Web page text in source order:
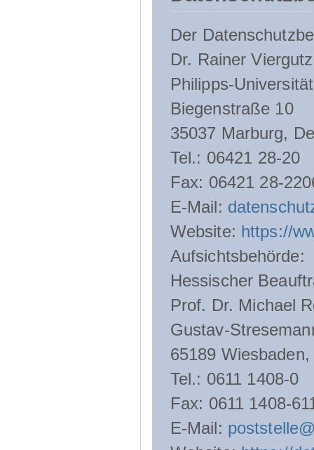
Der
Dr. Rainer Viergutz
Philipps-
Biegenstraße 10
35037 Marburg,
Tel.: 06421 28-20
Fax: 06421 28-
E-Mail:
Website: https://
Aufsichtsbehörde:
Hessischer
Prof. Dr. Michael
Gustav-
65189
Tel.: 0611 1408-0
Fax: 0611 1408-
E-Mail: